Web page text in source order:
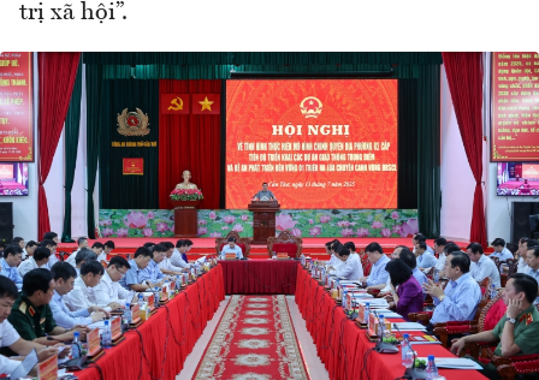
trị xã hội”.